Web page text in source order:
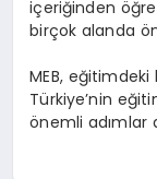
içeriğinden
birçok alanda
MEB,
Türkiye’nin
önemli adımlar